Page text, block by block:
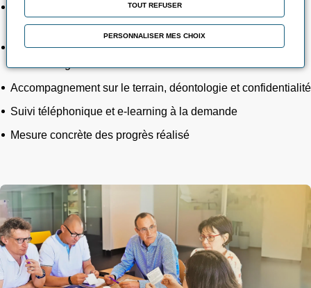
Accompagnement par un coach habilité, expérimenté et
supervisé
Rigueur méthodologique dans l’application des techniques
Accompagnement sur le terrain, déontologie et confidentialité
Suivi téléphonique et e-learning à la demande
Mesure concrète des progrès réalisé
TOUT REFUSER
PERSONNALISER MES CHOIX